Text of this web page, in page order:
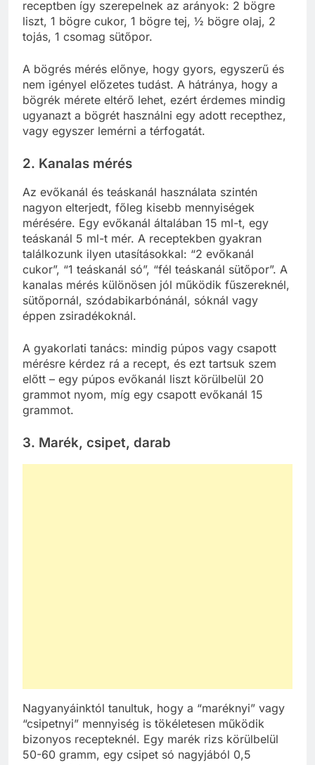
receptben így szerepelnek az arányok: 2 bögre
liszt, 1 bögre cukor, 1 bögre tej, ½ bögre olaj, 2
tojás, 1 csomag sütőpor.
A bögrés mérés előnye, hogy gyors, egyszerű és
nem igényel előzetes tudást. A hátránya, hogy a
bögrék mérete eltérő lehet, ezért érdemes mindig
ugyanazt a bögrét használni egy adott recepthez,
vagy egyszer lemérni a térfogatát.
2. Kanalas mérés
Az evőkanál és teáskanál használata szintén
nagyon elterjedt, főleg kisebb mennyiségek
mérésére. Egy evőkanál általában 15 ml-t, egy
teáskanál 5 ml-t mér. A receptekben gyakran
találkozunk ilyen utasításokkal: “2 evőkanál
cukor”, “1 teáskanál só”, “fél teáskanál sütőpor”. A
kanalas mérés különösen jól működik fűszereknél,
sütőpornál, szódabikarbónánál, sóknál vagy
éppen zsiradékoknál.
A gyakorlati tanács: mindig púpos vagy csapott
mérésre kérdez rá a recept, és ezt tartsuk szem
előtt – egy púpos evőkanál liszt körülbelül 20
grammot nyom, míg egy csapott evőkanál 15
grammot.
3. Marék, csipet, darab
Nagyanyáinktól tanultuk, hogy a “maréknyi” vagy
“csipetnyi” mennyiség is tökéletesen működik
bizonyos recepteknél. Egy marék rizs körülbelül
50-60 gramm, egy csipet só nagyjából 0,5